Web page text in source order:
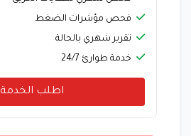
فحص مؤشرات الضغط
تقرير شهري بالحالة
خدمة طوارئ 24/7
اطلب الخدمة